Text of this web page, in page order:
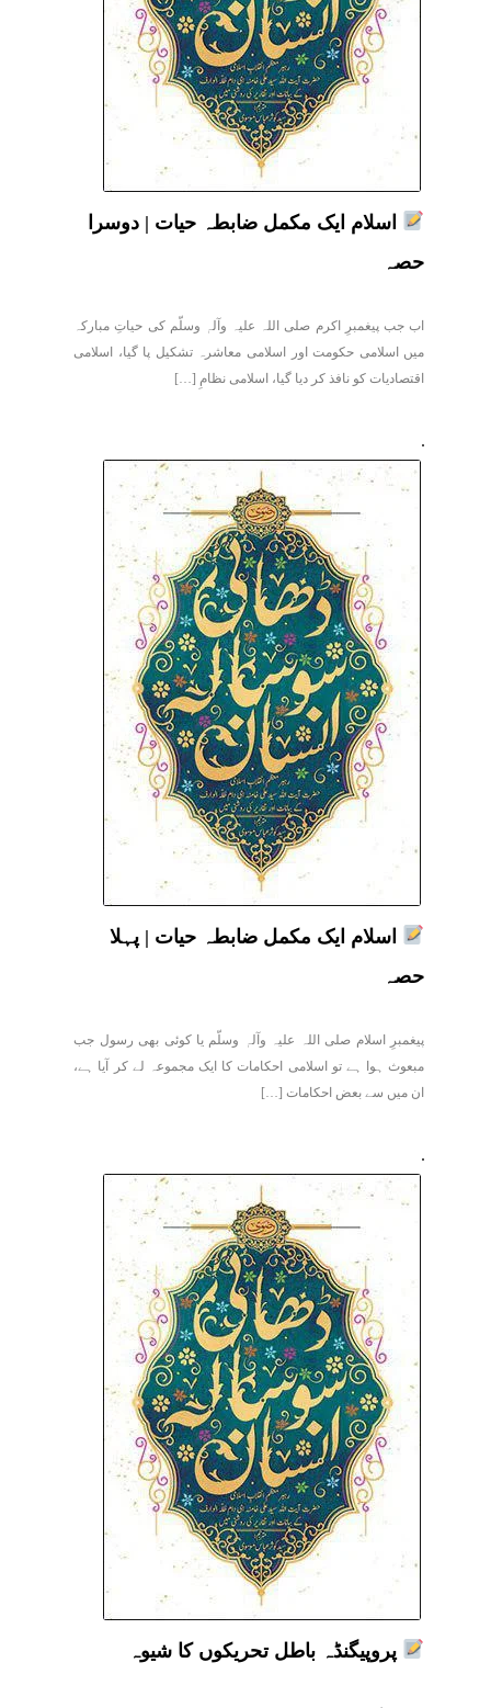
اسلام ایک مکمل ضابطہ حیات | دوسرا
حصہ
اب جب پیغمبرِ اکرم صلی اللہ علیہ وآلہٖ وسلّم کی حیاتِ مبارکہ
میں اسلامی حکومت اور اسلامی معاشرہ تشکیل پا گیا، اسلامی
اقتصادیات کو نافذ کر دیا گیا، اسلامی نظامِ […]
اسلام ایک مکمل ضابطہ حیات | پہلا
حصہ
پیغمبرِ اسلام صلی اللہ علیہ وآلہٖ وسلّم یا کوئی بھی رسول جب
مبعوث ہوا ہے تو اسلامی احکامات کا ایک مجموعہ لے کر آیا ہے،
ان میں سے بعض احکامات […]
پروپیگنڈہ باطل تحریکوں کا شیوہ